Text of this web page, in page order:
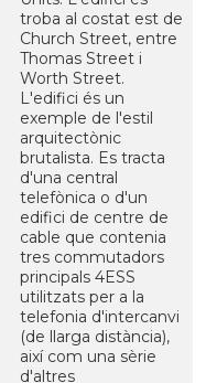
troba al costat est de
Church Street, entre
Thomas Street i
Worth Street.
L'edifici és un
exemple de l'estil
arquitectònic
brutalista. Es tracta
d'una central
telefònica o d'un
edifici de centre de
cable que contenia
tres commutadors
principals 4ESS
utilitzats per a la
telefonia d'intercanvi
(de llarga distància),
així com una sèrie
d'altres